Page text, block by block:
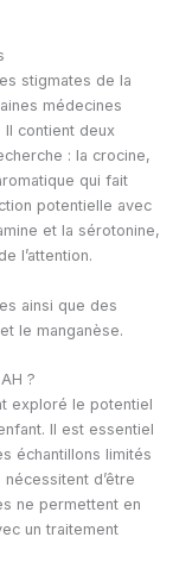
stigmates de la
médecines
Il contient deux
: la crocine,
qui fait
potentielle avec
et la sérotonine,
l’attention.
ainsi que des
le manganèse.
?
exploré le potentiel
Il est essentiel
échantillons limités
d’être
ne permettent en
un traitement